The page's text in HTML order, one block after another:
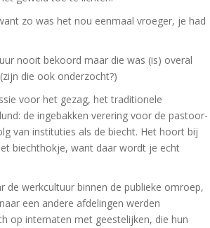
zo was het nou eenmaal vroeger, je had
nooit bekoord maar die was (is) overal
die ook onderzocht?)
voor het gezag, het traditionele
de ingebakken verering voor de pastoor-
van instituties als de biecht. Het hoort bij
biechthokje, want daar wordt je echt
de werkcultuur binnen de publieke omroep,
een andere afdelingen werden
op internaten met geestelijken, die hun